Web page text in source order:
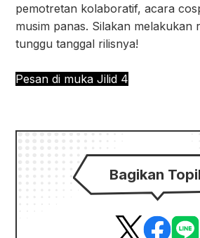
pemotretan kolaboratif, acara
musim panas. Silakan melakukan
tunggu tanggal rilisnya!
Pesan di muka Jilid 4
Bagikan